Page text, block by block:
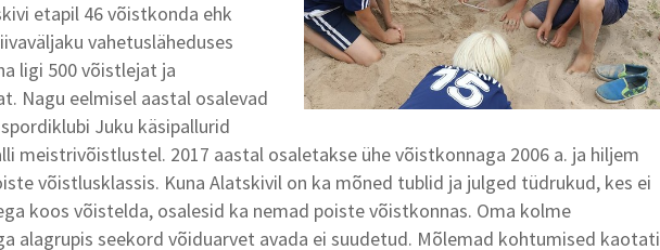
etapil 46 võistkonda ehk
vahetusläheduses
ligi 500 võistlejat ja
Nagu eelmisel aastal osalevad
Juku käsipallurid
meistrivõistlustel. 2017 aastal osaletakse ühe võistkonnaga 2006 a. ja hiljem
võistlusklassis. Kuna Alatskivil on ka mõned tublid ja julged tüdrukud, kes ei
koos võistelda, osalesid ka nemad poiste võistkonnas. Oma kolme
alagrupis seekord võiduarvet avada ei suudetud. Mõlemad kohtumised kaotati